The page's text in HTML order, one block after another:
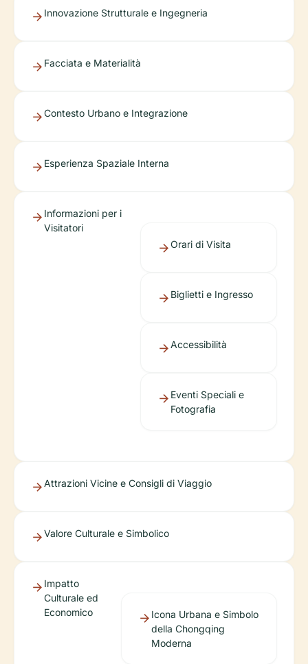
Innovazione Strutturale e Ingegneria
Facciata e Materialità
Contesto Urbano e Integrazione
Esperienza Spaziale Interna
Informazioni per i
Visitatori
Orari di Visita
Biglietti e Ingresso
Accessibilità
Eventi Speciali e
Fotografia
Attrazioni Vicine e Consigli di Viaggio
Valore Culturale e Simbolico
Impatto
Culturale ed
Economico
Icona Urbana e Simbolo
della Chongqing
Moderna